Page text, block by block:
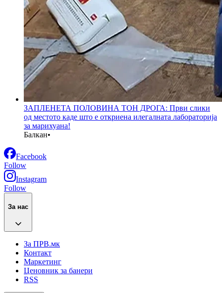
ЗАПЛЕНЕТА ПОЛОВИНА ТОН ДРОГА: Први слики
од местото каде што е откриена илегалната лабораторија
за марихуана!
Балкан•
Facebook
Follow
Instagram
Follow
За нас
За ПРВ.мк
Контакт
Маркетинг
Ценовник за банери
RSS